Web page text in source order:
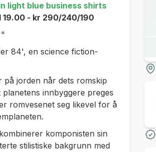
light blue business shirts
- kr 290/240/190
84', en science fiction-
jorden når dets romskip
innbyggere preges
romvesenet seg likevel for å
komponisten sin
stilistiske bakgrunn med